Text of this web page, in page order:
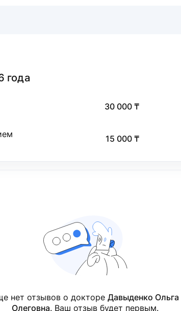
года
30 000 ₸
15 000 ₸
нет отзывов о доктореДавыденко Ольга
Олеговна. Ваш отзыв будет первым.